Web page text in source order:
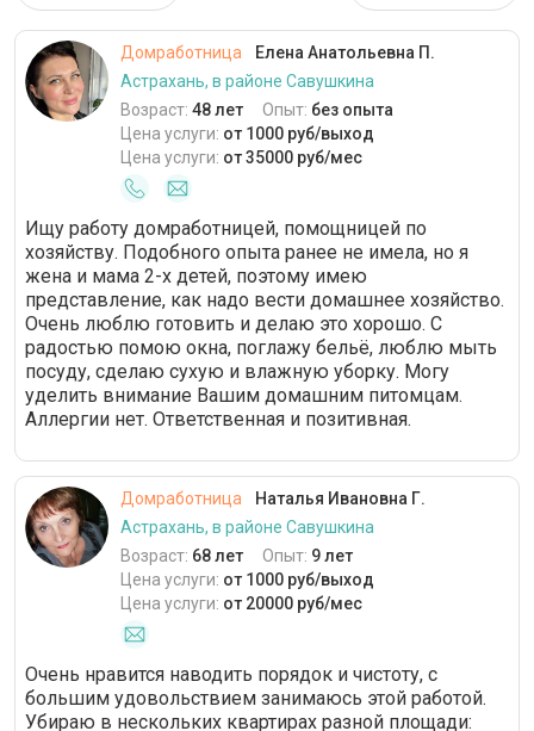
Домработница
Елена Анатольевна П.
Астрахань, в районе Савушкина
Возраст: 48 лет Опыт: без опыта
Цена услуги: от 1000 руб/выход
Цена услуги: от 35000 руб/мес
Ищу работу домработницей, помощницей по
хозяйству. Подобного опыта ранее не имела, но я
жена и мама 2-х детей, поэтому имею
представление, как надо вести домашнее хозяйство.
Очень люблю готовить и делаю это хорошо. С
радостью помою окна, поглажу бельё, люблю мыть
посуду, сделаю сухую и влажную уборку. Могу
уделить внимание Вашим домашним питомцам.
Аллергии нет. Ответственная и позитивная.
Домработница
Наталья Ивановна Г.
Астрахань, в районе Савушкина
Возраст: 68 лет Опыт: 9 лет
Цена услуги: от 1000 руб/выход
Цена услуги: от 20000 руб/мес
Очень нравится наводить порядок и чистоту, с
большим удовольствием занимаюсь этой работой.
Убираю в нескольких квартирах разной площади: